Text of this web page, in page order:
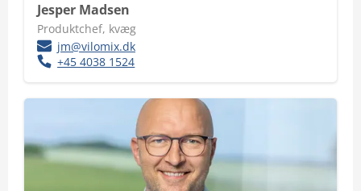
Jesper Madsen
Produktchef, kvæg
jm@vilomix.dk
+45 4038 1524